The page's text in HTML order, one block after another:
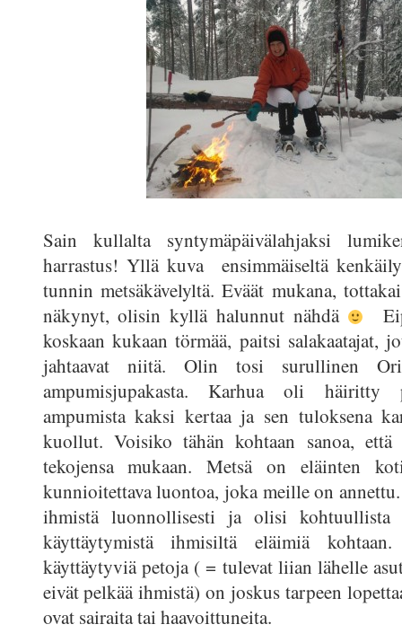
Sain kullalta syntymäpäivälahjaksi
harrastus! Yllä kuva ensimmäiseltä
tunnin metsäkävelyltä. Eväät mukana,
näkynyt, olisin kyllä halunnut nähdä
koskaan kukaan törmää, paitsi salakaatajat,
jahtaavat niitä. Olin tosi surullinen
ampumisjupakasta. Karhua oli häiritty
ampumista kaksi kertaa ja sen tuloksena
kuollut. Voisiko tähän kohtaan sanoa, että
tekojensa mukaan. Metsä on eläinten
kunnioitettava luontoa, joka meille on
ihmistä luonnollisesti ja olisi kohtuullista
käyttäytymistä ihmisiltä eläimiä kohtaan.
käyttäytyviä petoja ( = tulevat liian lähelle
eivät pelkää ihmistä) on joskus tarpeen
ovat sairaita tai haavoittuneita.